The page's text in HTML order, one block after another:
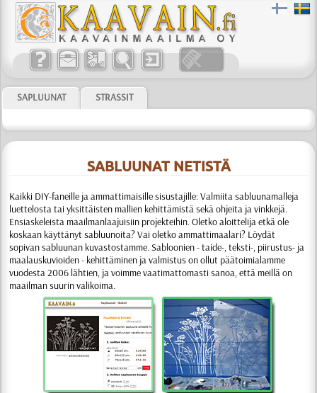
SAPLUUNAT STRASSIT
SABLUUNAT NETISTÄ
Kaikki DIY-faneille ja ammattimaisille sisustajille:Valmiita sabluunamalleja
luettelosta tai yksittäisten mallien kehittämistä sekä ohjeita ja vinkkejä.
Ensiaskeleista maailmanlaajuisiin projekteihin. Oletko aloittelija etkä ole
koskaan käyttänyt sabluunoita? Vai oletko ammattimaalari? Löydät
sopivan sabluunan kuvastostamme.Sabloonien- taide-, teksti-, piirustus- ja
maalauskuvioiden - kehittäminen ja valmistuson ollut päätoimialamme
vuodesta 2006 lähtien, ja voimme vaati­matto­masti sanoa, että meillä on
maailman suurin valikoima.